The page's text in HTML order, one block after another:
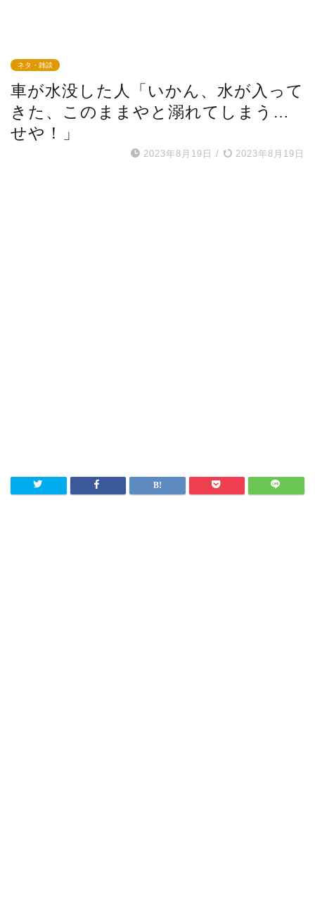
ネタ・雑談
車が水没した人「いかん、水が入って
きた、このままやと溺れてしまう…
せや！」
2023年8月19日 / 2023年8月19日